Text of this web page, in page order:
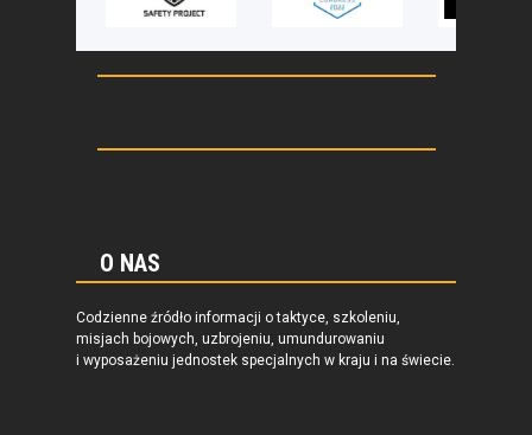
O NAS
Codzienne źródło informacji o taktyce, szkoleniu,
misjach bojowych, uzbrojeniu, umundurowaniu
i wyposażeniu jednostek specjalnych w kraju i na świecie.